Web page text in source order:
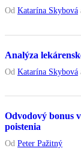
Od Katarína Skybová
Analýza
Od Katarína Skybová
Odvodový bonus
poistenia
Od Peter Pažitný